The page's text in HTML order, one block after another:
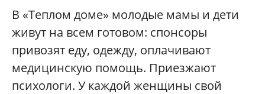
В «Теплом доме» молодые мамы и дети
живут на всем готовом: спонсоры
привозят еду, одежду, оплачивают
медицинскую помощь. Приезжают
психологи. У каждой женщины свой